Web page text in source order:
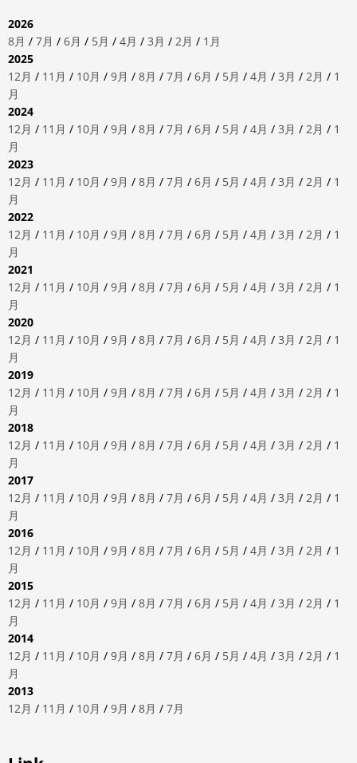
2026
8月 / 7月 / 6月 / 5月 / 4月 / 3月 / 2月 / 1月
2025
12月 / 11月 / 10月 / 9月 / 8月 / 7月 / 6月 / 5月 / 4月 / 3月 / 2月 / 1
月
2024
12月 / 11月 / 10月 / 9月 / 8月 / 7月 / 6月 / 5月 / 4月 / 3月 / 2月 / 1
月
2023
12月 / 11月 / 10月 / 9月 / 8月 / 7月 / 6月 / 5月 / 4月 / 3月 / 2月 / 1
月
2022
12月 / 11月 / 10月 / 9月 / 8月 / 7月 / 6月 / 5月 / 4月 / 3月 / 2月 / 1
月
2021
12月 / 11月 / 10月 / 9月 / 8月 / 7月 / 6月 / 5月 / 4月 / 3月 / 2月 / 1
月
2020
12月 / 11月 / 10月 / 9月 / 8月 / 7月 / 6月 / 5月 / 4月 / 3月 / 2月 / 1
月
2019
12月 / 11月 / 10月 / 9月 / 8月 / 7月 / 6月 / 5月 / 4月 / 3月 / 2月 / 1
月
2018
12月 / 11月 / 10月 / 9月 / 8月 / 7月 / 6月 / 5月 / 4月 / 3月 / 2月 / 1
月
2017
12月 / 11月 / 10月 / 9月 / 8月 / 7月 / 6月 / 5月 / 4月 / 3月 / 2月 / 1
月
2016
12月 / 11月 / 10月 / 9月 / 8月 / 7月 / 6月 / 5月 / 4月 / 3月 / 2月 / 1
月
2015
12月 / 11月 / 10月 / 9月 / 8月 / 7月 / 6月 / 5月 / 4月 / 3月 / 2月 / 1
月
2014
12月 / 11月 / 10月 / 9月 / 8月 / 7月 / 6月 / 5月 / 4月 / 3月 / 2月 / 1
月
2013
12月 / 11月 / 10月 / 9月 / 8月 / 7月